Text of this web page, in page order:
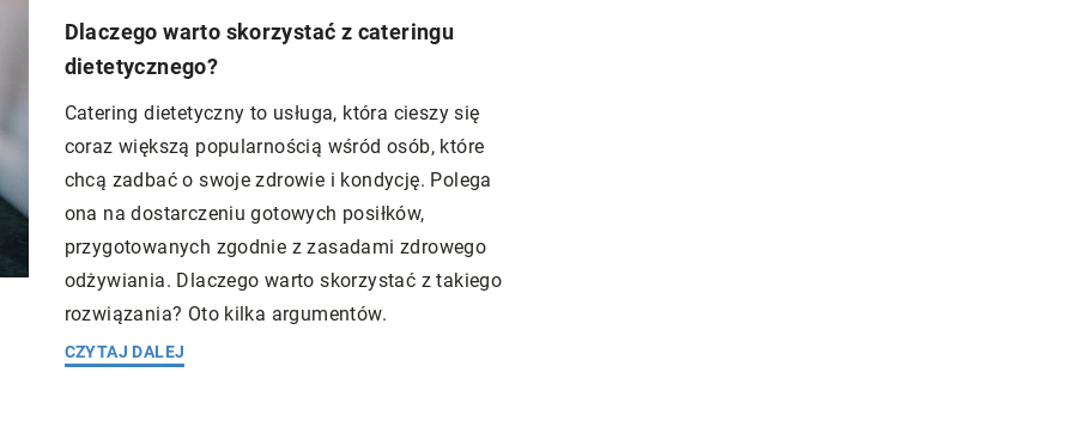
Dlaczego warto skorzystać z cateringu
dietetycznego?
Catering dietetyczny to usługa, która cieszy się
coraz większą popularnością wśród osób, które
chcą zadbać o swoje zdrowie i kondycję. Polega
ona na dostarczeniu gotowych posiłków,
przygotowanych zgodnie z zasadami zdrowego
odżywiania. Dlaczego warto skorzystać z takiego
rozwiązania? Oto kilka argumentów.
CZYTAJ DALEJ